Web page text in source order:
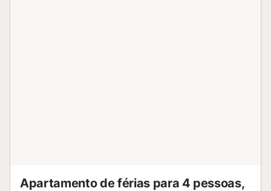
Apartamento de férias para 4 pessoas,